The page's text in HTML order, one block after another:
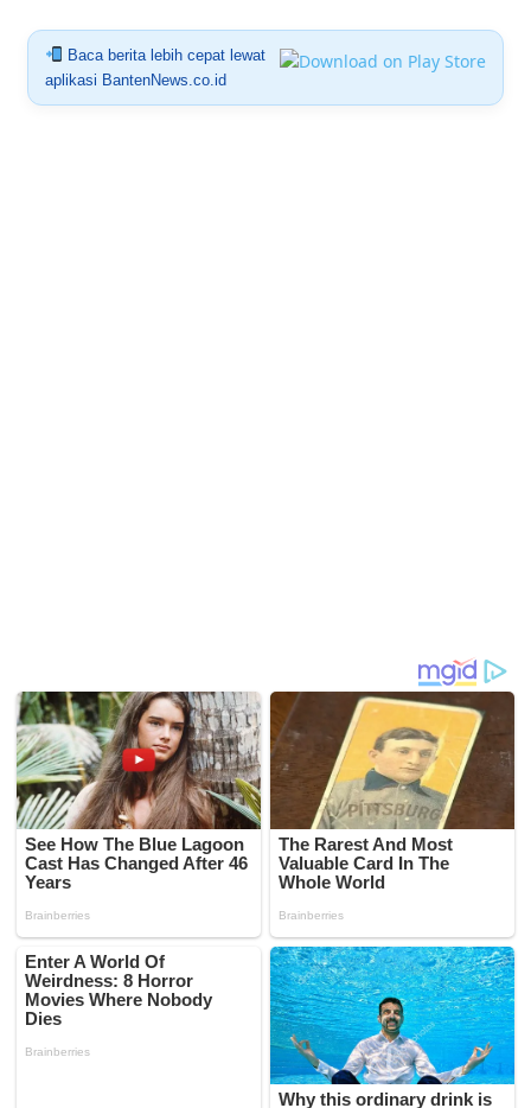
Baca berita lebih cepat lewat
aplikasi BantenNews.co.id